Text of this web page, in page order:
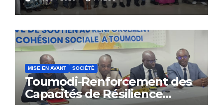
MISE EN AVANT SOCIÉTÉ
Toumodi-Renforcement des
Capacités de Résilience